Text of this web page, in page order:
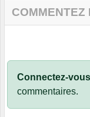
COMMENTEZ
Connectez-vous
commentaires.